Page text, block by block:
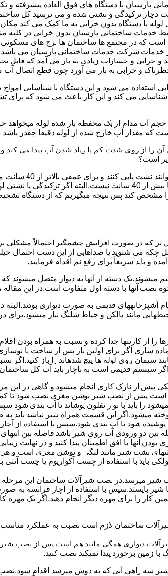
پارسیان با دستگاه های فوق العاده پیشرفته و
دچار ترکیدگی و نشتی شده و می ترسید کل
با دستگاه بدون خرابی به ما کمک می کند مکان
خدمات ساختمانی پارسیان بدون خرابی در
است که در مجتمع ها ساختمان ها برج های
خدمات شرکت خدمات ساختمانی پارسیان می باشد
و خسارات زیادی به بار می آمد که قابل
و خرابی به بار می آورد چون قطع اتصال آب
استفاده می شود و این دستگاه با شناسایی
شناسایی می کند و این کار باعث می شود که برای
حجم آب مدام از یک محفظه باز شده لوله
که مقدار آب خارج شده از لوله دقیقا چقدر
را از روی شدت کم یا زیاد شدن آب پیدا می کند
است؟
دستگاه های
کند پس نتیجه میگیریم که از دستگاه تشخیص
که در صورت افزایش چشمگیر احتمالاً مشکلی
می شنوید یا صداهایی از این دست احتمال
باید سریعاً برای رفع نم اقدام فرمایید.
میشوند.یک دسته از آنها به دیوار متصل
آنها با دسته اول متفاوت است.در این
قدیمی به صورت دیواری بودند.البته در
مانند بالکن و حیاط شلنگ نیاز
از کارتنها جدا کرده و نسبت به همراه بودن
سازی اگر برای اولین بار پس از ساخت یا
سیمان روی لوله ها پیچ شدهاند را باز کنید.اگر
سیستم قدیمی است به ناچار باید آب کل
از نازک کاری انجام میشود و گاهی در این
است پیش از نصب شیر بوشن مغزی نصب شود تا کمی
را باید با نوار تفلون پوشاند تا آب بندی شود
میشود.اگر این قسمت همراه شیر نباشد باید
شود تا آب بندی شود.سپس با استفاده از
دو ورودی آب روی شیر باشد فاصله بین انتهای
آنها با افق اطمینان پیدا کنید و در نهایت
پشت شیر مانند لنگی و بوشن مغزی است و
باید با استفاده از چسب آکواریوم یا چسب
میرسد.در نصب شیرآلات ساختمان این مرحله
شیر بایستد.سپس با استفاده از آچار فرانسه
کار را برای مهره دیگر انجام دهید.اگر
ساختمان لازم است نصبت به عملکرد مناسب آن
دیواری همگی مانند هم است.پس از نصب
زمین برخورد پیدا نمیکند نصب کنید.
سه راهی آبی که به دوش میرسد اقدام